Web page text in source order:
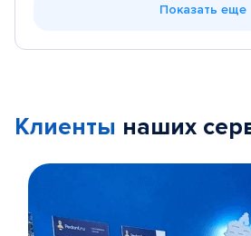
Показать еще
Клиенты наших